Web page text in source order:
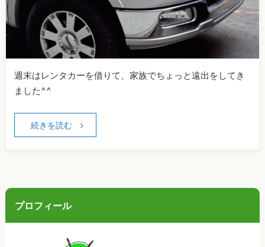
週末はレンタカーを借りて、家族でちょっと遠出をしてき
ました^^
続きを読む
プロフィール